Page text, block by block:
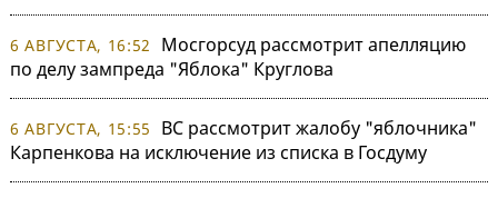
6 АВГУСТА, 16:52
Мосгорсуд рассмотрит апелляцию
по делу зампреда "Яблока" Круглова
6 АВГУСТА, 15:55
ВС рассмотрит жалобу "яблочника"
Карпенкова на исключение из списка в Госдуму